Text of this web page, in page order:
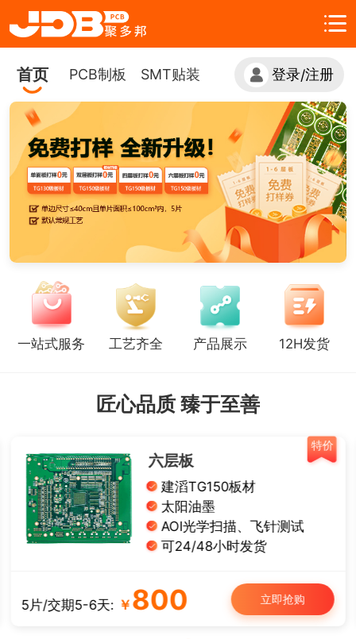
首页 PCB制板 SMT贴装 登录/注册
一站式服务 工艺齐全 产品展示 12H发货
匠心品质 臻于至善
特价
六层板
建滔TG150板材
太阳油墨
AOI光学扫描、飞针测试
可24/48小时发货
5片/交期5-6天: ￥ 800 立即抢购